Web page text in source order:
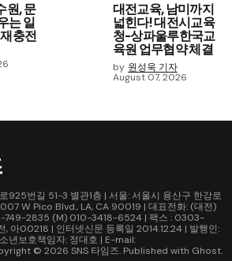
원, 문
는 일
충전
대전교육, 남미까지
넓힌다! 대전시교육
청-상파울루한국교
육원 업무협약 체결
by 원성욱 기자
August 07, 2026
925번길 51-3 별관1층 | 서울: 서울시 용산구 한강로
W Pico Blvd., LA, CA 90019 | 대표전화: (대전)
2835 (M) 010-3418-6524 | 팩스 : 0303-
아00218 | 인터넷신문 등록일 2014.12.24 | 발행인:
년보호책임자: 정대호 | E-mail:
© 2026 SNS 타임즈. Published with Ghost.